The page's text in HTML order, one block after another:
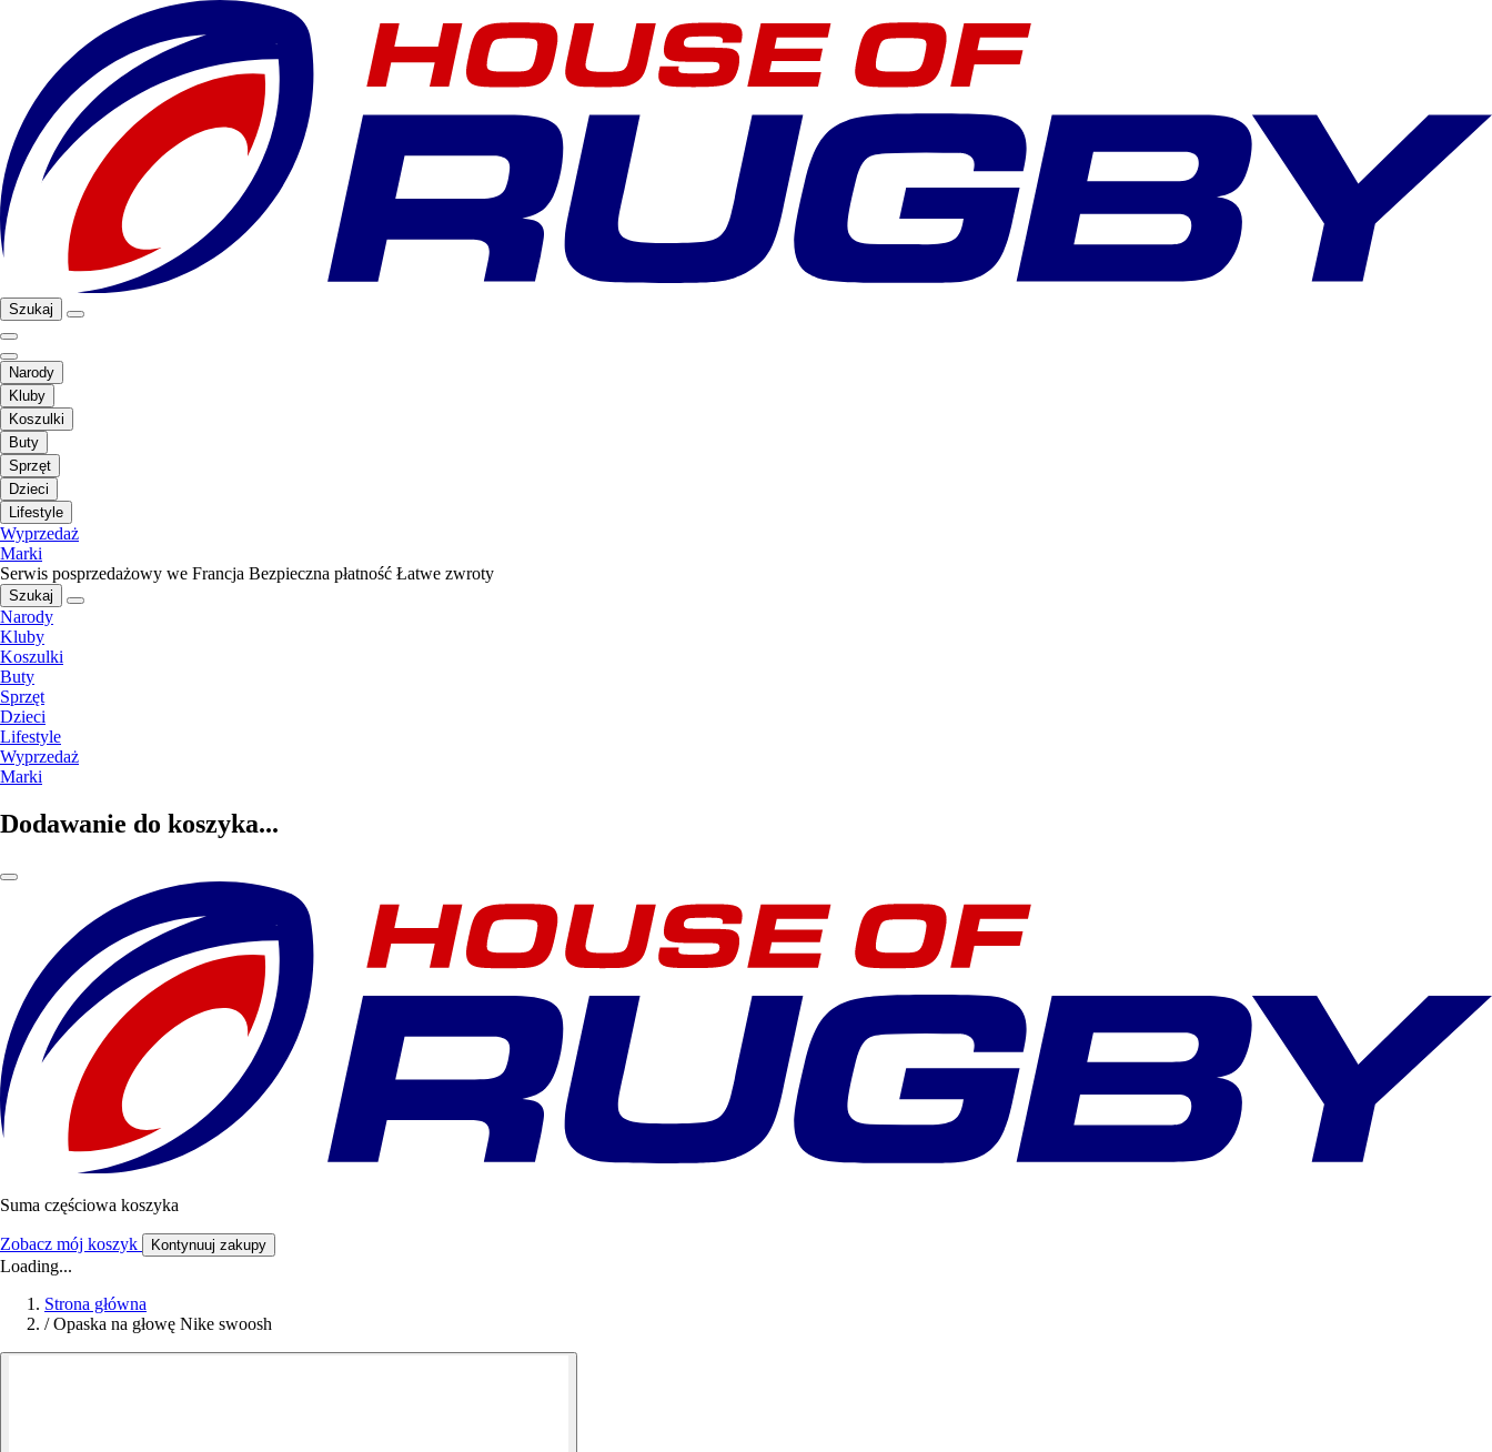
Szukaj
Narody
Kluby
Koszulki
Buty
Sprzęt
Dzieci
Lifestyle
Wyprzedaż
Marki
Serwis posprzedażowy we Francja Bezpieczna płatność Łatwe zwroty
Szukaj
Narody
Kluby
Koszulki
Buty
Sprzęt
Dzieci
Lifestyle
Wyprzedaż
Marki
Dodawanie do koszyka...
Suma częściowa koszyka
Zobacz mój koszyk Kontynuuj zakupy
Loading...
Strona główna
/ Opaska na głowę Nike swoosh